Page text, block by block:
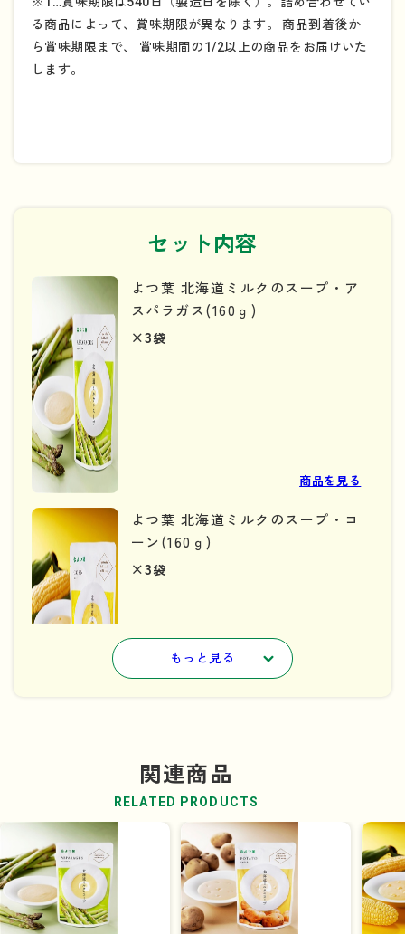
る商品によって、賞味期限が異なります。 商品到着後か
ら賞味期限まで、 賞味期間の1/2以上の商品をお届けいた
します。
セット内容
よつ葉 北海道ミルクのスープ・ア
スパラガス(160ｇ)
×3袋
商品を見る
よつ葉 北海道ミルクのスープ・コ
ーン(160ｇ)
×3袋
ゃがいも(160ｇ)
×3袋
もっと見る
関連商品
RELATED PRODUCTS